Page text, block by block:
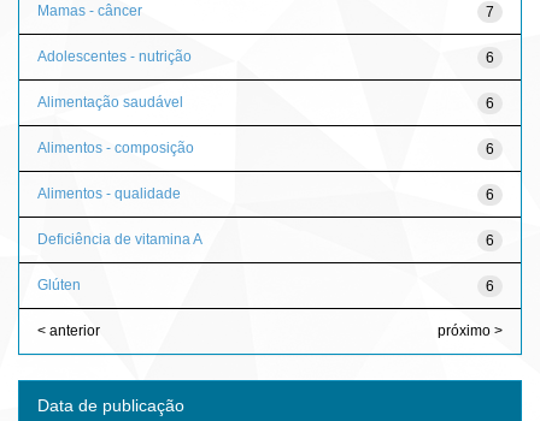
7
Mamas - câncer
6
Adolescentes - nutrição
6
Alimentação saudável
6
Alimentos - composição
6
Alimentos - qualidade
6
Deficiência de vitamina A
6
Glúten
< anterior próximo >
Data de publicação